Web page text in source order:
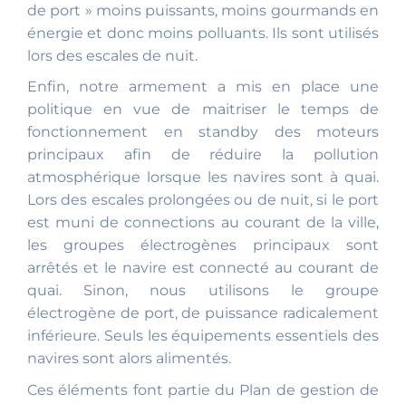
de port » moins puissants, moins gourmands en
énergie et donc moins polluants. Ils sont utilisés
lors des escales de nuit.
Enfin, notre armement a mis en place une
politique en vue de maitriser le temps de
fonctionnement en standby des moteurs
principaux afin de réduire la pollution
atmosphérique lorsque les navires sont à quai.
Lors des escales prolongées ou de nuit, si le port
est muni de connections au courant de la ville,
les groupes électrogènes principaux sont
arrêtés et le navire est connecté au courant de
quai. Sinon, nous utilisons le groupe
électrogène de port, de puissance radicalement
inférieure. Seuls les équipements essentiels des
navires sont alors alimentés.
Ces éléments font partie du Plan de gestion de